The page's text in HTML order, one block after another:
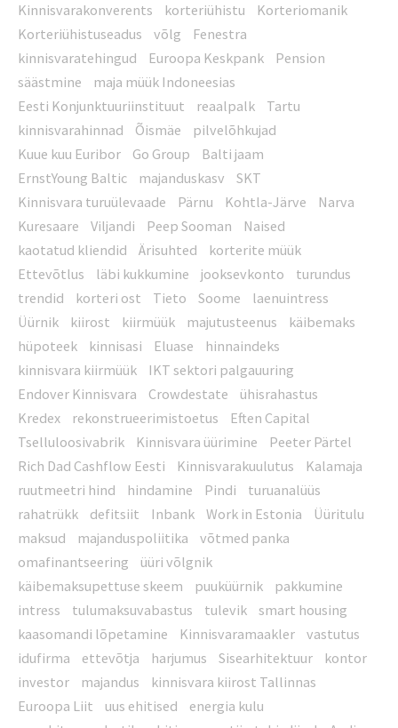
Kinnisvarakonverents
korteriühistu
Korteriomanik
Korteriühistuseadus
võlg
Fenestra
kinnisvaratehingud
Euroopa Keskpank
Pension
säästmine
maja müük Indoneesias
Eesti Konjunktuuriinstituut
reaalpalk
Tartu
kinnisvarahinnad
Õismäe
pilvelõhkujad
Kuue kuu Euribor
Go Group
Balti jaam
ErnstYoung Baltic
majanduskasv
SKT
Kinnisvara turuülevaade
Pärnu Kohtla-Järve
Narva
Kuresaare
Viljandi Peep Sooman
Naised
kaotatud kliendid
Ärisuhted
korterite müük
Ettevõtlus
läbi kukkumine jooksevkonto
turundus
trendid
korteri ost Tieto Soome
laenuintress
Üürnik
kiirost kiirmüük majutusteenus
käibemaks
hüpoteek
kinnisasi Eluase
hinnaindeks
kinnisvara kiirmüük
IKT sektori palgauuring
Endover Kinnisvara
Crowdestate
ühisrahastus
Kredex
rekonstrueerimistoetus
Eften Capital
Tselluloosivabrik
Kinnisvara üürimine
Peeter Pärtel
Rich Dad Cashflow Eesti
Kinnisvarakuulutus
Kalamaja
ruutmeetri hind
hindamine Pindi
turuanalüüs
rahatrükk
defitsiit Inbank Work in Estonia
Üüritulu
maksud
majanduspoliitika
võtmed panka
omafinantseering
üüri võlgnik
käibemaksupettuse skeem
puuküürnik
pakkumine
intress
tulumaksuvabastus tulevik
smart housing
kaasomandi lõpetamine
Kinnisvaramaakler
vastutus
idufirma
ettevõtja harjumus Sisearhitektuur
kontor
investor
majandus
kinnisvara kiirost Tallinnas
Euroopa Liit
uus ehitised
energia kulu